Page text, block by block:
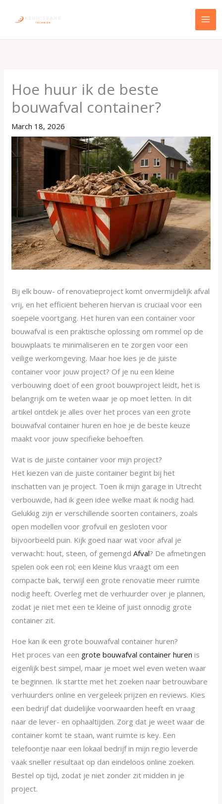
Hoe huur ik de beste
bouwafval container?
March 18, 2026
Bij elk bouw- of renovatieproject komt onvermijdelijk afval
vrij, en het efficiënt beheren hiervan is cruciaal voor een
soepele voortgang. Het huren van een container voor
bouwafval is een praktische oplossing om rommel op de
bouwplaats te minimaliseren en te zorgen voor een
veilige werkomgeving. Maar hoe kies je de juiste
container voor jouw project? Of je nu een kleine
verbouwing doet of een groot bouwproject leidt, het is
belangrijk om te weten waar je op moet letten. In dit
artikel ontdek je alles over het proces van een grote
bouwafval container huren en hoe je de beste keuze
maakt voor jouw specifieke behoeften.
Wat is de juiste container voor mijn project?
Het kiezen van de juiste container begint bij het
inschatten van je project. Toen ik mijn garage in Utrecht
verbouwde, had ik geen idee welke maat ik nodig had.
Gelukkig zijn er verschillende soorten containers, zoals
open modellen voor grofvuil en gesloten voor
bijvoorbeeld puin. Kijk goed naar wat voor afval je
verwacht: hout, steen, of gemengdAfval? De afmetingen
spelen ook een rol; een kleine klus vraagt om een
compacte bak, terwijl een grote renovatie meer ruimte
nodig heeft. Overleg met de verhuurder over je plannen,
zodat je niet met een te kleine of juist onnodig grote
container zit.
Hoe kan ik een grote bouwafval container huren?
Het proces van een grote bouwafval container huren is
eigenlijk best simpel, maar je moet wel even weten waar
te beginnen. Ik startte met het zoeken naar betrouwbare
verhuurders online en vergeleek prijzen en reviews. Kies
een bedrijf dat duidelijke voorwaarden heeft en vraag
naar de lever- en ophaaltijden. Zorg dat je weet waar de
container komt te staan, want ruimte is key. Een
telefoontje naar een lokaal bedrijf in mijn regio leverde
vaak sneller resultaat op dan eindeloos online zoeken.
Bestel op tijd, zodat je niet zonder zit midden in je
project.